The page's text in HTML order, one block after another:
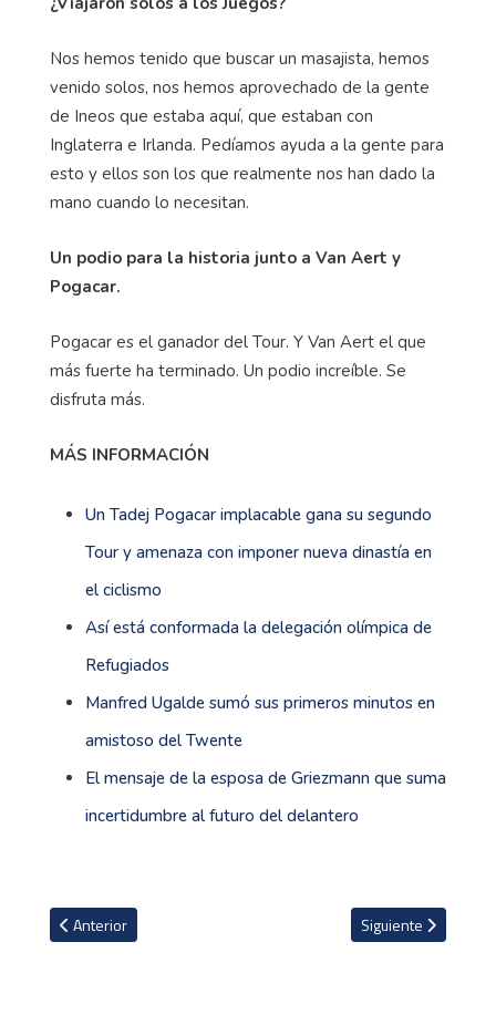
Nos hemos tenido que buscar un masajista, hemos
venido solos, nos hemos aprovechado de la gente
de Ineos que estaba aquí, que estaban con
Inglaterra e Irlanda. Pedíamos ayuda a la gente para
esto y ellos son los que realmente nos han dado la
mano cuando lo necesitan.
Un podio para la historia junto a Van Aert y
Pogacar.
Pogacar es el ganador del Tour. Y Van Aert el que
más fuerte ha terminado. Un podio increíble. Se
disfruta más.
MÁS INFORMACIÓN
Un Tadej Pogacar implacable gana su segundo
Tour y amenaza con imponer nueva dinastía en
el ciclismo
Así está conformada la delegación olímpica de
Refugiados
Manfred Ugalde sumó sus primeros minutos en
amistoso del Twente
El mensaje de la esposa de Griezmann que suma
incertidumbre al futuro del delantero
Artículo anterior: Tadej Pogacar tras ganar medalla de bronce en
Anterior Artículo siguiente:
Siguiente